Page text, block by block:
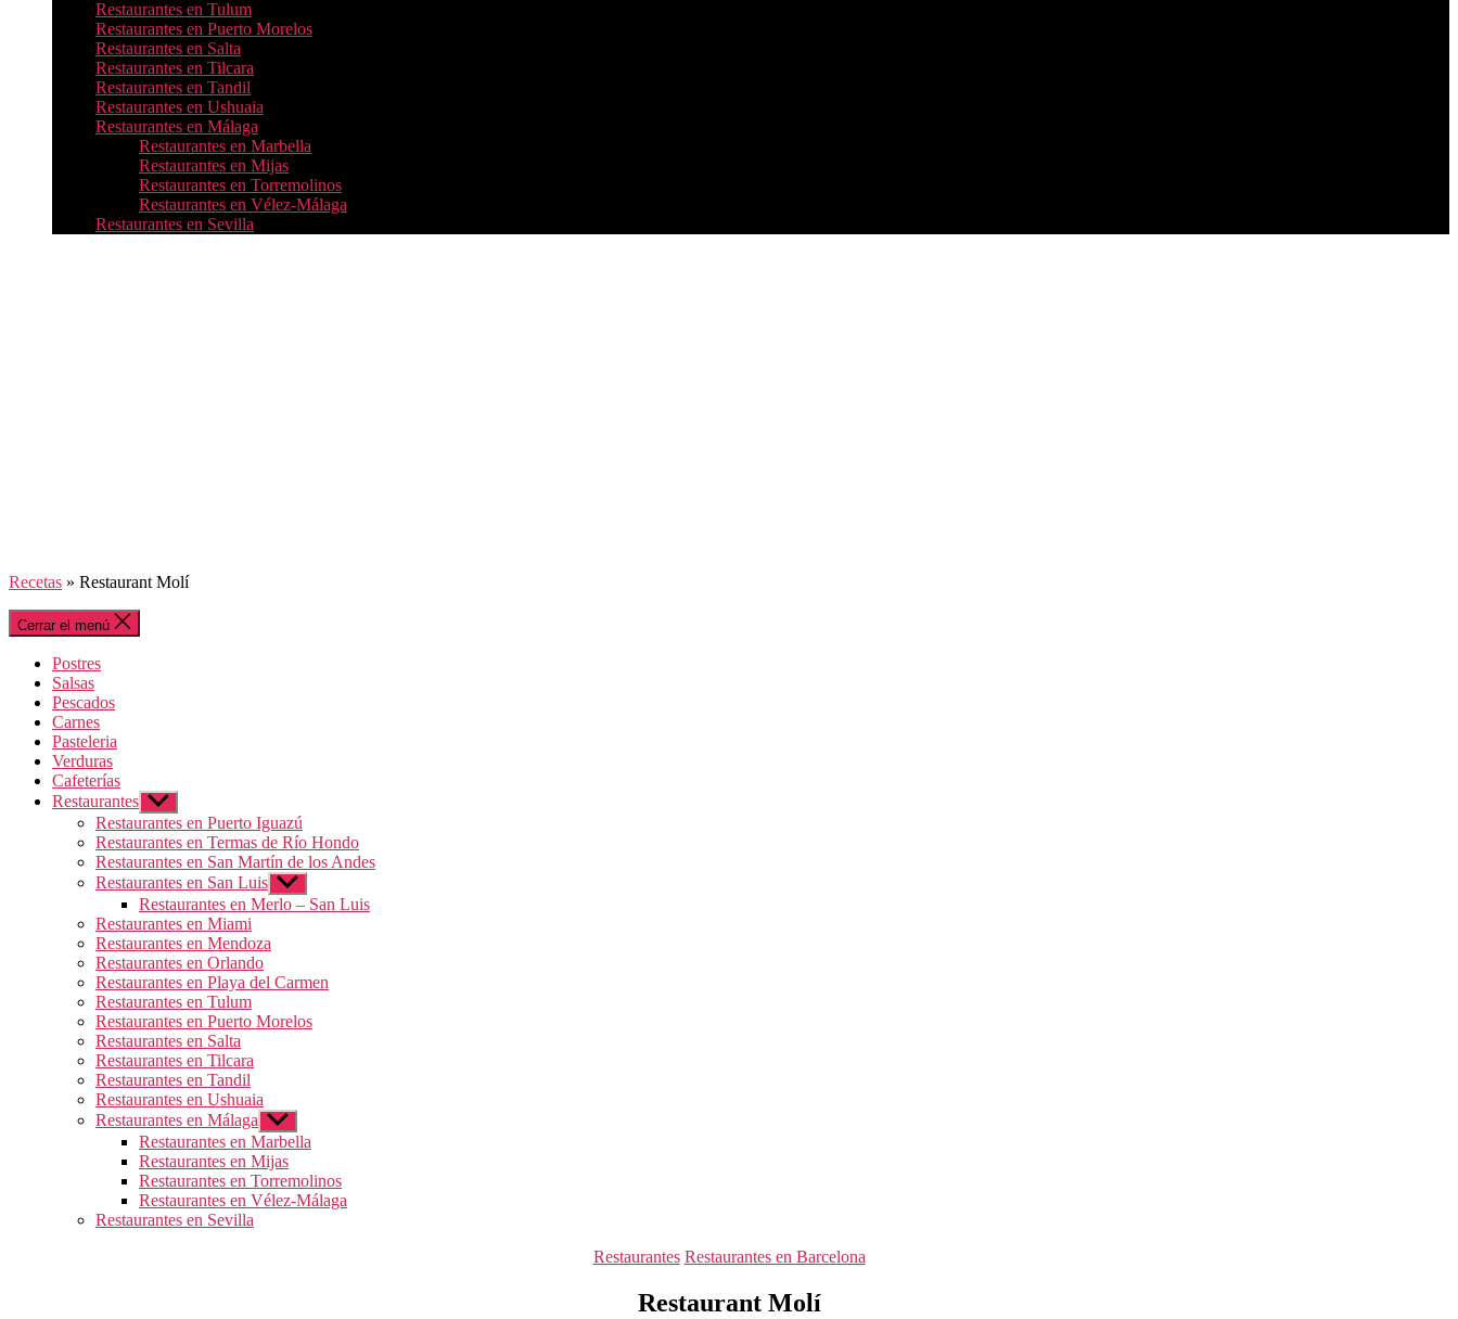
Restaurantes en Tulum
Restaurantes en Puerto Morelos
Restaurantes en Salta
Restaurantes en Tilcara
Restaurantes en Tandil
Restaurantes en Ushuaia
Restaurantes en Málaga
Restaurantes en Marbella
Restaurantes en Mijas
Restaurantes en Torremolinos
Restaurantes en Vélez-Málaga
Restaurantes en Sevilla
Recetas » Restaurant Molí
Cerrar el menú
Postres
Salsas
Pescados
Carnes
Pasteleria
Verduras
Cafeterías
Restaurantes Mostrar
el
submenú
Restaurantes en Puerto Iguazú
Restaurantes en Termas de Río Hondo
Restaurantes en San Martín de los Andes
Restaurantes en San Luis Mostrar
el
submenú
Restaurantes en Merlo – San Luis
Restaurantes en Miami
Restaurantes en Mendoza
Restaurantes en Orlando
Restaurantes en Playa del Carmen
Restaurantes en Tulum
Restaurantes en Puerto Morelos
Restaurantes en Salta
Restaurantes en Tilcara
Restaurantes en Tandil
Restaurantes en Ushuaia
Restaurantes en Málaga Mostrar
el
submenú
Restaurantes en Marbella
Restaurantes en Mijas
Restaurantes en Torremolinos
Restaurantes en Vélez-Málaga
Restaurantes en Sevilla
Categorías
Restaurantes Restaurantes en Barcelona
Restaurant Molí